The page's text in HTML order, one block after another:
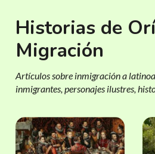
Historias de
Migración
Artículos sobre inmigración a
inmigrantes, personajes ilustres,